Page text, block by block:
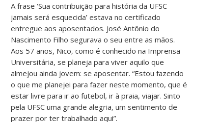
A frase ‘Sua contribuição para história da UFSC
jamais será esquecida’ estava no certificado
entregue aos aposentados. José Antônio do
Nascimento Filho segurava o seu entre as mãos.
Aos 57 anos, Nico, como é conhecido na Imprensa
Universitária, se planeja para viver aquilo que
almejou ainda jovem: se aposentar. “Estou fazendo
o que me planejei para fazer neste momento, que é
estar livre para ir ao futebol, ir à praia, viajar. Sinto
pela UFSC uma grande alegria, um sentimento de
prazer por ter trabalhado aqui”.